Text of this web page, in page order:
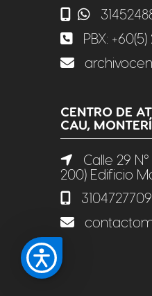
PBX:
CENTRO DE
CAU,
Calle 29
200) Edificio
3104727709